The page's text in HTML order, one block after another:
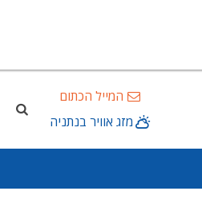
המייל הכתום
מזג אוויר בנתניה